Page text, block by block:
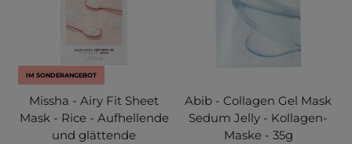
IM SONDERANGEBOT
Missha - Airy Fit Sheet
Mask - Rice - Aufhellende
und glättende
Abib - Collagen Gel Mask
Sedum Jelly - Kollagen-
Maske - 35g